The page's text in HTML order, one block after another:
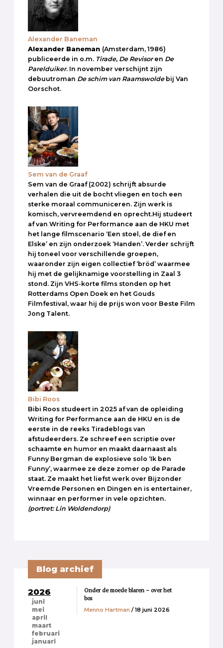
Alexander Baneman
Alexander Baneman (Amsterdam, 1986)
publiceerde in o.m. Tirade, De Revisoren De
Parelduiker. In november verschijnt zijn
debuutroman De schim van Raamswolde bij Van
Oorschot.
Sem van de Graaf
Sem van de Graaf (2002) schrijft absurde
verhalen die uit de bocht vliegen en toch een
sterke moraal communiceren. Zijn werk is
komisch, vervreemdend en oprecht.Hij studeert
af van Writing for Performance aan de HKU met
het lange filmscenario ‘Een stoel, de dief en
Elske’ en zijn onderzoek ‘Handen’. Verder schrijft
hij toneel voor verschillende groepen,
waaronder zijn eigen collectief ‘bröd’ waarmee
hij met de gelijknamige voorstelling in Zaal 3
stond. Zijn VHS-korte films stonden op het
Rotterdams Open Doek en het Gouds
Filmfestival, waar hij de prijs won voor Beste Film
Jong Talent.
Bibi Roos
Bibi Roos studeert in 2025 af van de opleiding
Writing for Performance aan de HKU en is de
eerste in de reeks Tiradeblogs van
afstudeerders. Ze schreef een scriptie over
schaamte en humor en maakt daarnaast als
Funny Bergman de explosieve solo ‘Ik ben
Funny’, waarmee ze deze zomer op de Parade
staat. Ze maakt het liefst werk over Bijzonder
Vreemde Personen en Dingen en is entertainer,
winnaar en performer in vele opzichten.
(portret: Lin Woldendorp)
Blog archief
2026
juni
mei
april
maart
februari
januari
Onder de moede blaren – over het
bos
Menno Hartman / 18 juni 2026